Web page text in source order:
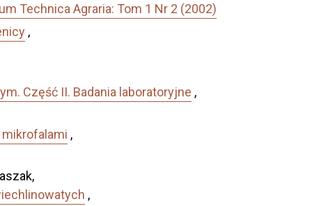
Technica Agraria: Tom 1 Nr 2 (2002)
,
Część II. Badania laboratoryjne ,
,
,